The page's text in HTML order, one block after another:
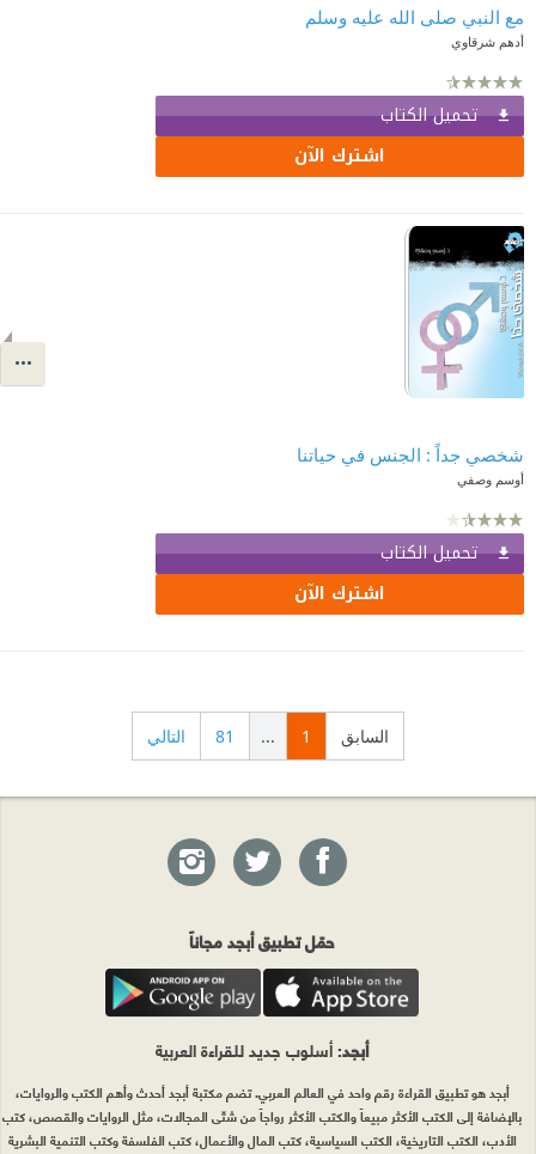
مع النبي صلى الله عليه وسلم
أدهم شرقاوي
تحميل الكتاب
اشترك الآن
شخصي جداً : الجنس في حياتنا
أوسم وصفي
تحميل الكتاب
اشترك الآن
السابق 1
...
81 التالي
حمّل تطبيق أبجد مجاناً
أبجد: أسلوب جديد للقراءة العربية
أبجد هو تطبيق القراءة رقم واحد في العالم العربي. تضم مكتبة أبجد أحدث وأهم الكتب والروايات،
بالإضافة إلى الكتب الأكثر مبيعاً والكتب الأكثر رواجاً من شتّى المجالات، مثل الروايات والقصص، كتب
الأدب، الكتب التاريخية، الكتب السياسية، كتب المال والأعمال، كتب الفلسفة وكتب التنمية البشرية